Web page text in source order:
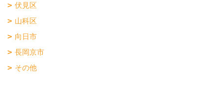
伏見区
山科区
向日市
長岡京市
その他